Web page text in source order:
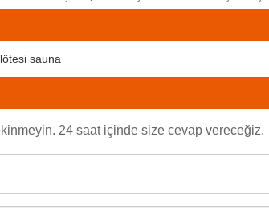
sauna
24 saat içinde size cevap vereceğiz.